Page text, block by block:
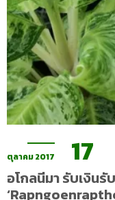
ตุลาคม 2017 17
อโกลนีมา รับเงิน